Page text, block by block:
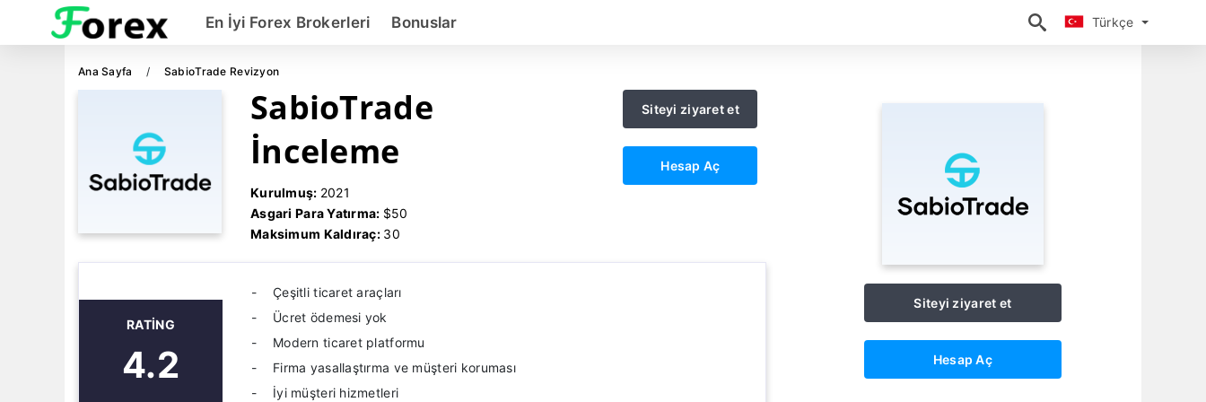
Türkçe
En İyi Forex Brokerleri Bonuslar Türkçe
Ana Sayfa SabioTrade Revizyon
SabioTrade
İnceleme
Kurulmuş: 2021
Asgari Para Yatırma: $50
Maksimum Kaldıraç: 30
Siteyi ziyaret et
Hesap Aç
RATING
4.2
Çeşitli ticaret araçları
Ücret ödemesi yok
Modern ticaret platformu
Firma yasallaştırma ve müşteri koruması
İyi müşteri hizmetleri
Siteyi ziyaret et
Hesap Aç